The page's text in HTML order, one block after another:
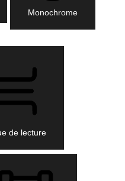
Monochrome
de lecture